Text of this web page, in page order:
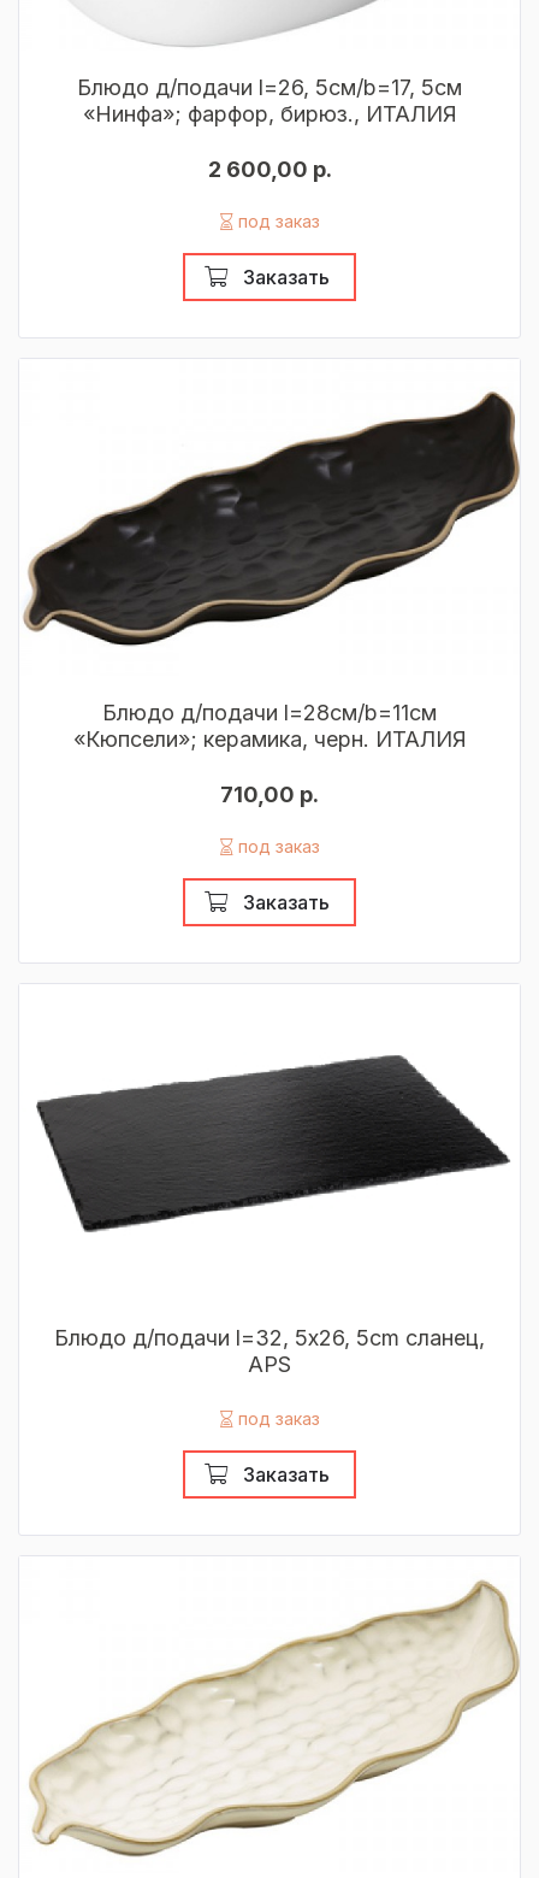
Блюдо д/подачи l=26, 5см/b=17, 5см
«Нинфа»; фарфор, бирюз., ИТАЛИЯ
2 600,00 р.
под заказ
Заказать
Блюдо д/подачи l=28см/b=11см
«Кюпсели»; керамика, черн. ИТАЛИЯ
710,00 р.
под заказ
Заказать
Блюдо д/подачи l=32, 5х26, 5cm сланец,
APS
под заказ
Заказать